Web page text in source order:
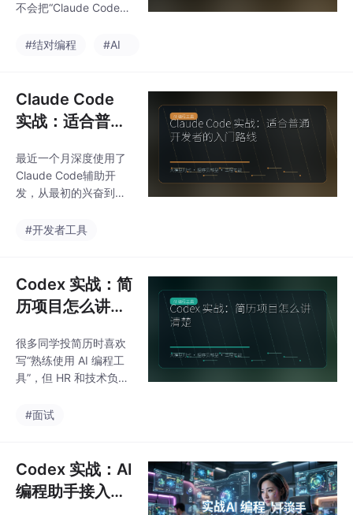
开，换一组场景和例子
de 实战：项目里真正好
不会把“Claude Code
真正提效：写进简历前
践与经验复盘的思路，
把它放到真实开发、学
习路线和求职准备里
略的取舍。这次我会从
“从团队落地角度切入，
重点写协作、日志和可
景和例子来讲。回到“Cl
#结对编程 #AI
Claude Code
实战：适合普通
线
最近一个月深度使用了
Claude Code辅助开
发，从最初的兴奋到现
了不少坑。这篇文章不
目中怎么用好这个工
具，特别是在面试时如
何清晰表达这些经验。
过"和"用得好"完全是两
回事。经过几个月的Cla
ude Code实践，我总结
Claude Code当作"代码
#开发者工具
Codex 实战：简
历项目怎么讲清
很多同学投简历时喜欢
写“熟练使用 AI 编程工
具”，但 HR 和技术负责
动过生产代码吗？如果
参、怎么写 Prompt，
而是复盘一次基于线上
故障的 AI 修复过程。重
#面试
Codex 实战：AI
编程助手接入真